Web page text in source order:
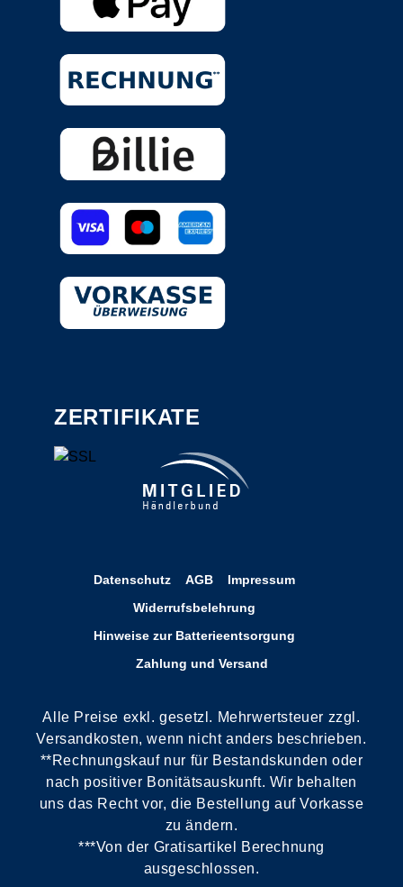
ZERTIFIKATE
Datenschutz AGB
Impressum
Widerrufsbelehrung
Hinweise zur Batterieentsorgung
Zahlung und Versand
Alle Preise exkl. gesetzl. Mehrwertsteuer zzgl.
Versandkosten, wenn nicht anders beschrieben.
**Rechnungskauf nur für Bestandskunden oder
nach positiver Bonitätsauskunft. Wir behalten
uns das Recht vor, die Bestellung auf Vorkasse
zu ändern.
***Von der Gratisartikel Berechnung
ausgeschlossen.